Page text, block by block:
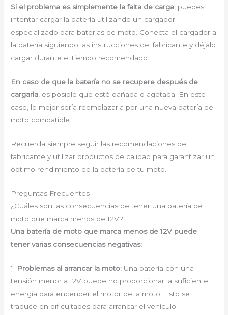
Si el problema es simplemente la falta de carga , puedes
intentar cargar la batería utilizando un cargador
especializado para baterías de moto. Conecta el cargador a
la batería siguiendo las instrucciones del fabricante y déjalo
cargar durante el tiempo recomendado.
En caso de que la batería no se recupere después de
cargarla , es posible que esté dañada o agotada. En este
caso, lo mejor sería reemplazarla por una nueva batería de
moto compatible.
Recuerda siempre seguir las recomendaciones del
fabricante y utilizar productos de calidad para garantizar un
óptimo rendimiento de la batería de tu moto.
Preguntas Frecuentes
¿Cuáles son las consecuencias de tener una batería de
moto que marca menos de 12V?
Una batería de moto que marca menos de 12V puede
tener varias consecuencias negativas:
1. Problemas al arrancar la moto: Una batería con una
tensión menor a 12V puede no proporcionar la suficiente
energía para encender el motor de la moto. Esto se
traduce en dificultades para arrancar el vehículo.